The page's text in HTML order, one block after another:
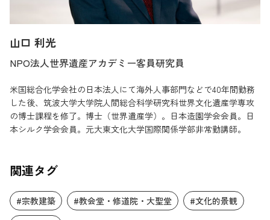
山口 利光
NPO法人世界遺産アカデミー客員研究員
米国総合化学会社の日本法人にて海外人事部門などで40年間勤務
した後、筑波大学大学院人間総合科学研究科世界文化遺産学専攻
の博士課程を修了。博士（世界遺産学）。日本造園学会会員。日
本シルク学会会員。元大東文化大学国際関係学部非常勤講師。
関連タグ
#宗教建築 #教会堂・修道院・大聖堂
#文化的景観